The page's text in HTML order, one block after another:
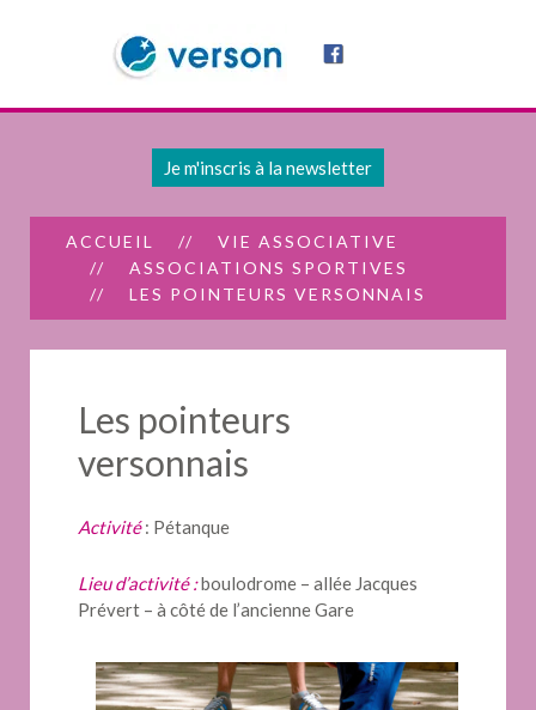
Je m'inscris à la newsletter
ACCUEIL
VIE ASSOCIATIVE
ASSOCIATIONS SPORTIVES
LES POINTEURS VERSONNAIS
Les pointeurs
versonnais
Activité: Pétanque
Lieu d’activité :boulodrome – allée Jacques
Prévert – à côté de l’ancienne Gare